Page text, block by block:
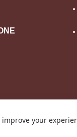
di
improve your